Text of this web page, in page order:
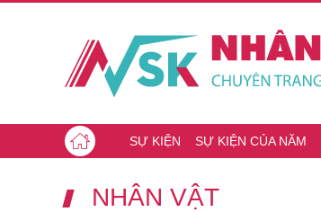
SỰ KIỆN SỰ KIỆN CỦA NĂM
NHÂN VẬT